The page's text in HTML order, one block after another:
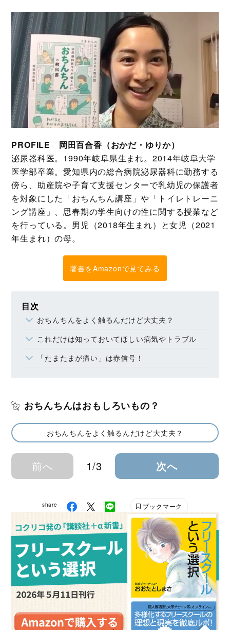
PROFILE 岡田百合香（おかだ・ゆりか）
泌尿器科医。1990年岐阜県生まれ。2014年岐阜大学
医学部卒業。愛知県内の総合病院泌尿器科に勤務する
傍ら、助産院や子育て支援センターで乳幼児の保護者
を対象にした「おちんちん講座」や「トイレトレーニ
ング講座」、思春期の学生向けの性に関する授業など
を行っている。男児（2018年生まれ）と女児（2021
年生まれ）の母。
著書をAmazonで見てみる
目次
おちんちんをよく触るんだけど大丈夫？
これだけは知っておいてほしい病気やトラブル
「たまたまが痛い」は赤信号！
おちんちんはおもしろいもの？
おちんちんをよく触るんだけど大丈夫？
前へ 1/3 次へ
share ブックマーク